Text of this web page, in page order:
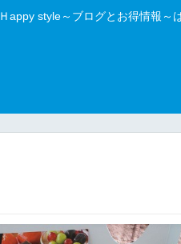
Ｈappy style～ブログとお得情報～